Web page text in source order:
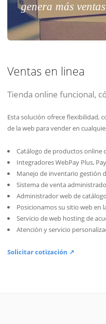
genera más
Ventas en linea
Tienda online funcional,
Esta solución ofrece flexibilidad,
de la web para vender en
Catálogo de productos online
Integradores WebPay Plus,
Manejo de inventario gestión
Sistema de venta
Administrador web de
Posicionamos su sitio web en
Servicio de web hosting de
Atención y servicio
Solicitar cotización ↗